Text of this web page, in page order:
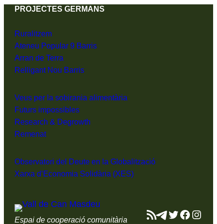
PROJECTES GERMANS
Ruralitzem
Ateneu Popular 9 Barris
Arran de Terra
Relligant Nou Barris
Veus per la sobirania alimentària
Futurs impossibles
Research & Degrowth
Remenat
Observatori del Deute en la Globalització
Xarxa d’Economia Solidària (XES)
Espai de cooperació comunitària Canal RSSTelegram
Twitter